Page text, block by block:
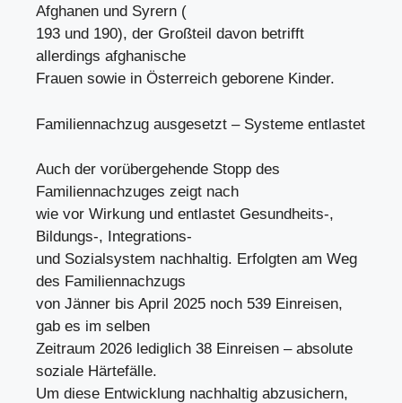
Afghanen und Syrern (
193 und 190), der Großteil davon betrifft
allerdings afghanische
Frauen sowie in Österreich geborene Kinder.
Familiennachzug ausgesetzt – Systeme entlastet
Auch der vorübergehende Stopp des
Familiennachzuges zeigt nach
wie vor Wirkung und entlastet Gesundheits-,
Bildungs-, Integrations-
und Sozialsystem nachhaltig. Erfolgten am Weg
des Familiennachzugs
von Jänner bis April 2025 noch 539 Einreisen,
gab es im selben
Zeitraum 2026 lediglich 38 Einreisen – absolute
soziale Härtefälle.
Um diese Entwicklung nachhaltig abzusichern,